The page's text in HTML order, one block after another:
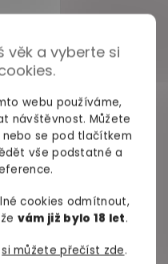
věk a vyberte si
webu používáme,
návštěvnost. Můžete
nebo se pod tlačítkem
vše podstatné a
cookies odmítnout,
vám již bylo 18 let.
si můžete přečíst zde.